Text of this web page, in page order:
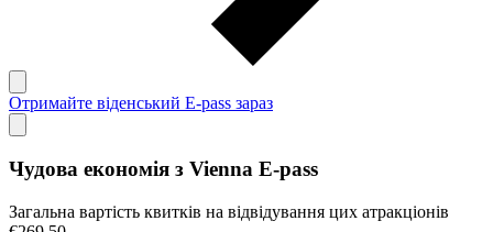
Отримайте віденський E-pass зараз
Чудова економія з Vienna E-pass
Загальна вартість квитків на відвідування цих атракціонів